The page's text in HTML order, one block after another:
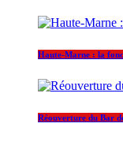
Haute-Marne : la
Réouverture du Bar